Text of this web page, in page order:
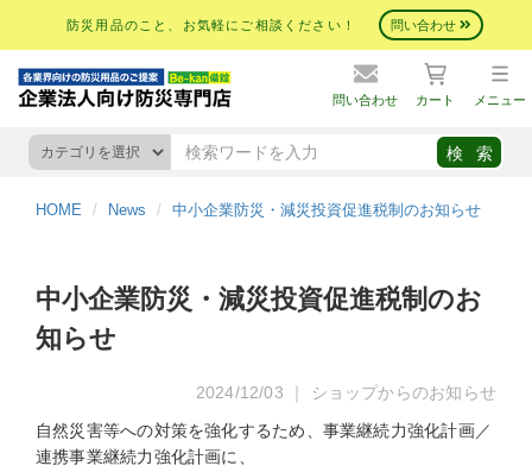
防災用品のこと、お気軽にご相談ください！ 問い合わせ
問い合わせ カート メニュー
HOME News 中小企業防災・減災投資促進税制のお知らせ
中小企業防災・減災投資促進税制のお
知らせ
2024/12/03 ｜ ショップからのお知らせ
自然災害等への対策を強化するため、事業継続力強化計画／
連携事業継続力強化計画に、